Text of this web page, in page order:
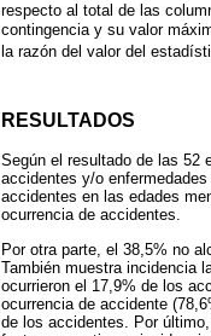
respecto al total de las
contingencia y su valor
la razón del valor del
RESULTADOS
Según el resultado de las 52
accidentes y/o
accidentes en las edades
ocurrencia de accidentes.
Por otra parte, el 38,5% no
También muestra incidencia
ocurrieron el 17,9% de los
ocurrencia de accidente
de los accidentes. Por último,